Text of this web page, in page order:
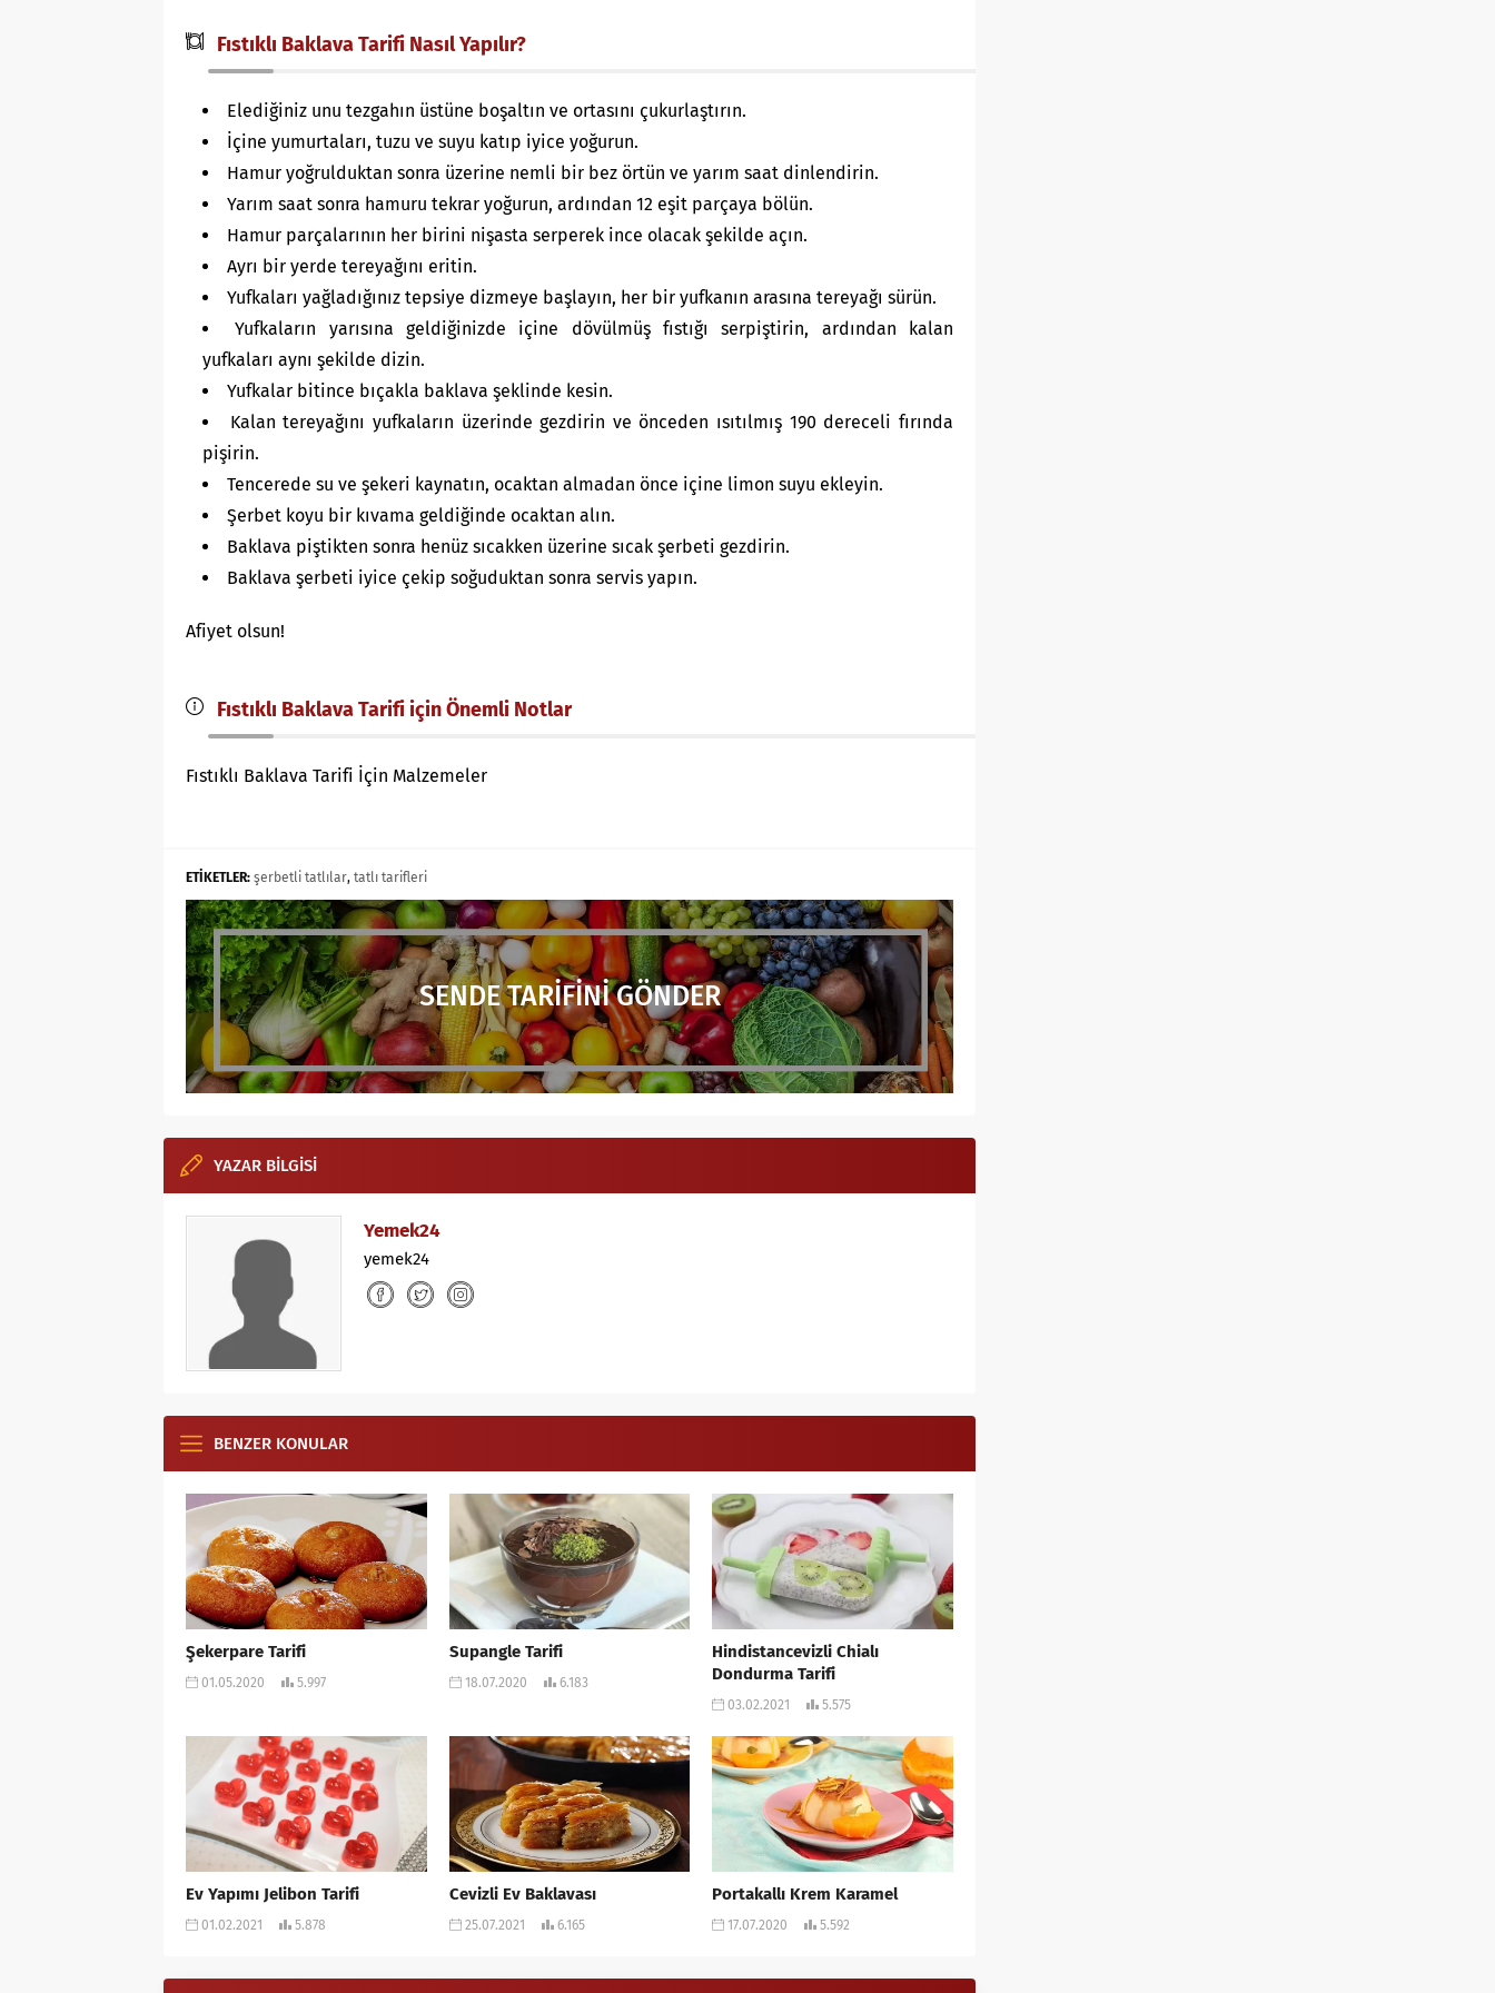
Fıstıklı Baklava Tarifi Nasıl Yapılır?
Elediğiniz unu tezgahın üstüne boşaltın ve ortasını çukurlaştırın.
İçine yumurtaları, tuzu ve suyu katıp iyice yoğurun.
Hamur yoğrulduktan sonra üzerine nemli bir bez örtün ve yarım saat dinlendirin.
Yarım saat sonra hamuru tekrar yoğurun, ardından 12 eşit parçaya bölün.
Hamur parçalarının her birini nişasta serperek ince olacak şekilde açın.
Ayrı bir yerde tereyağını eritin.
Yufkaları yağladığınız tepsiye dizmeye başlayın, her bir yufkanın arasına tereyağı sürün.
Yufkaların yarısına geldiğinizde içine dövülmüş fıstığı serpiştirin, ardından kalan
yufkaları aynı şekilde dizin.
Yufkalar bitince bıçakla baklava şeklinde kesin.
Kalan tereyağını yufkaların üzerinde gezdirin ve önceden ısıtılmış 190 dereceli fırında
pişirin.
Tencerede su ve şekeri kaynatın, ocaktan almadan önce içine limon suyu ekleyin.
Şerbet koyu bir kıvama geldiğinde ocaktan alın.
Baklava piştikten sonra henüz sıcakken üzerine sıcak şerbeti gezdirin.
Baklava şerbeti iyice çekip soğuduktan sonra servis yapın.
Afiyet olsun!
Fıstıklı Baklava Tarifi için Önemli Notlar
Fıstıklı Baklava Tarifi İçin Malzemeler
ETİKETLER: şerbetli tatlılar, tatlı tarifleri
SENDE TARİFİNİ GÖNDER
YAZAR BİLGİSİ
Yemek24
yemek24
BENZER KONULAR
Şekerpare Tarifi
01.05.2020 5.997
Supangle Tarifi
18.07.2020 6.183
Hindistancevizli Chialı
Dondurma Tarifi
03.02.2021 5.575
Ev Yapımı Jelibon Tarifi
01.02.2021 5.878
Cevizli Ev Baklavası
25.07.2021 6.165
Portakallı Krem Karamel
17.07.2020 5.592